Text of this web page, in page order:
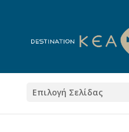
Επιλογή Σελίδας